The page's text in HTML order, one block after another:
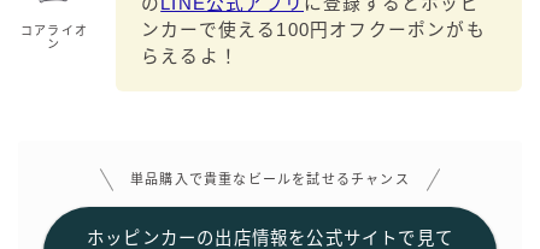
コアライオ
ン
ンカーで使える100円オフクーポンがも
らえるよ！
単品購入で貴重なビールを試せるチャンス
ホッピンカーの出店情報を公式サイトで見て